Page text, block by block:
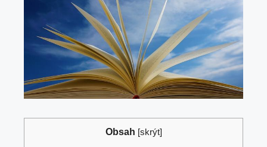
Obsah [skrýt]